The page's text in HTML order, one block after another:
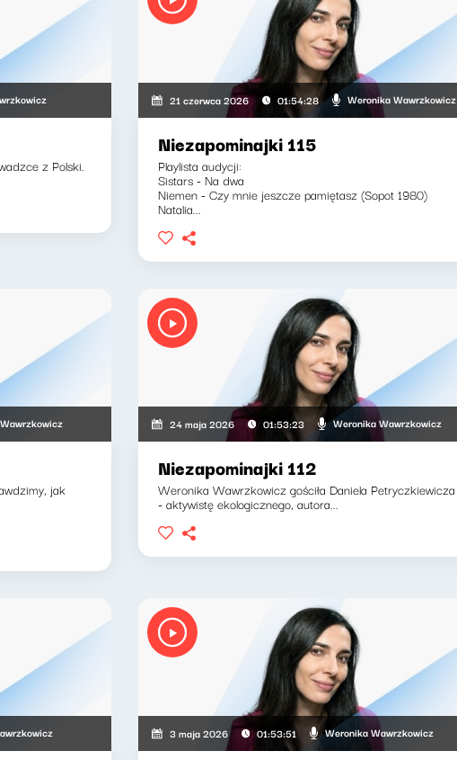
z Polski.
21 czerwca 2026 01:54:28 Weronika Wawrzkowicz
Niezapominajki 115
Playlista audycji:
Sistars - Na dwa
Niemen - Czy mnie jeszcze pamiętasz (Sopot 1980)
Natalia...
jak
24 maja 2026 01:53:23 Weronika Wawrzkowicz
Niezapominajki 112
Weronika Wawrzkowicz gościła Daniela Petryczkiewicza
- aktywistę ekologicznego, autora...
3 maja 2026 01:53:51 Weronika Wawrzkowicz